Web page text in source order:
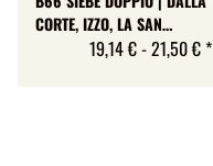
CORTE, IZZO, LA SAN
MARCO | IMS COMPETITION
19,14 € -21,50 € *